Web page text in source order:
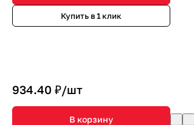
Купить в 1 клик
934.40 ₽/шт
В корзину